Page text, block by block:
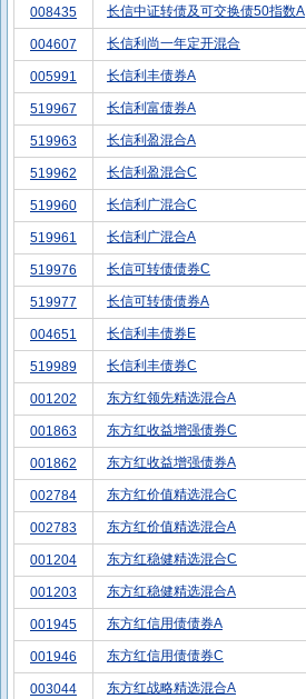
008435 长信中证转债及可交换债50指数A
004607 长信利尚一年定开混合
005991 长信利丰债券A
519967 长信利富债券A
519963 长信利盈混合A
519962 长信利盈混合C
519960 长信利广混合C
519961 长信利广混合A
519976 长信可转债债券C
519977 长信可转债债券A
004651 长信利丰债券E
519989 长信利丰债券C
001202 东方红领先精选混合A
001863 东方红收益增强债券C
001862 东方红收益增强债券A
002784 东方红价值精选混合C
002783 东方红价值精选混合A
001204 东方红稳健精选混合C
001203 东方红稳健精选混合A
001945 东方红信用债债券A
001946 东方红信用债债券C
003044 东方红战略精选混合A